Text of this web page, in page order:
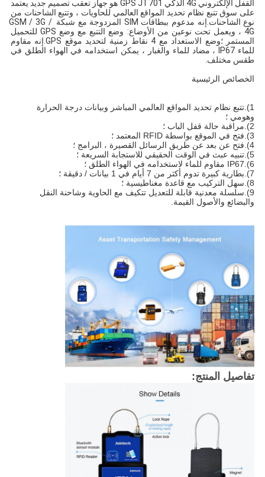
نوع الشاحنات.إنه مدعوم ببطاقات SIM المزدوجة مع شبكة GSM / 3G /
طقس مختلف.
الخصائص الرئيسية
وهومي ؛
2).مراقبة حالة قفل الباب ؛
3).فتح في الموقع بواسطة RFID المعتمد ؛
4).فتح عن بعد عن طريق الرسائل القصيرة ، البرامج ؛
5).تنبيه عبث في الوقت الحقيقي للاستجابة السريعة ؛
6).IP67 مقاوم للماء لاستخدامه في الهواء الطلق ؛
7).بطارية كبيرة تدوم أكثر من 7 أيام في 1 بيانات / دقيقة ؛
8).سهل التركيب مع قاعدة مغناطيسية ؛
والبضائع والأصول القيمة.
تفاصيل المنتج: